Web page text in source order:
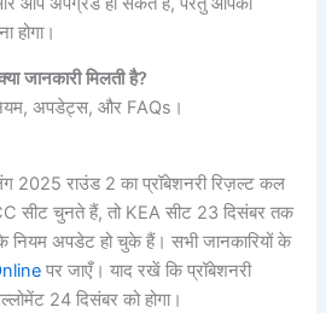
होगा।
जानकारी मिलती है?
अपडेट्स, और FAQs।
2025 राउंड 2 का प्रॉबेशनरी रिज़ल्ट कल
सीट चुनते हैं, तो KEA सीट 23 दिसंबर तक
के नियम अपडेट हो चुके हैं। सभी जानकारियों के
पर जाएँ। याद रखें कि प्रॉबेशनरी
24 दिसंबर को होगा।